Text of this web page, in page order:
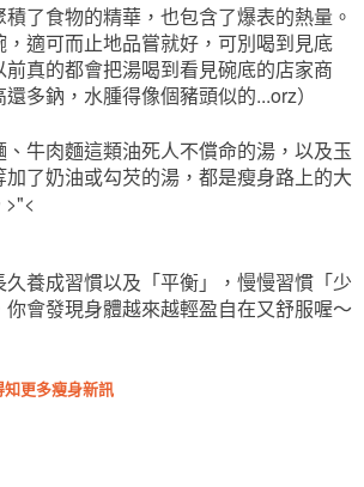
了食物的精華，也包含了爆表的熱量。
適可而止地品嘗就好，可別喝到見底
真的都會把湯喝到看見碗底的店家商
多鈉，水腫得像個豬頭似的...orz）
牛肉麵這類油死人不償命的湯，以及玉
了奶油或勾芡的湯，都是瘦身路上的大
養成習慣以及「平衡」，慢慢習慣「少
會發現身體越來越輕盈自在又舒服喔～
更多瘦身新訊